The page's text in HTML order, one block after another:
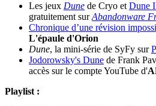
Les jeux Dune de Cryo et Dune
gratuitement surAbandonware
Chronique d’une révision
L'épaule d'Orion
Dune, la mini-série de SyFy sur
Jodorowsky's Dune de Frank
accès sur le compte YouTube d'
Playlist :